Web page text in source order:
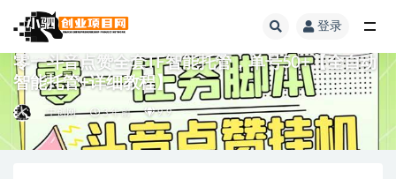
登录
零一斗音点赞全套TF智能托管，单号50+【全自动
智能托管+详细教程】
中创网 3 年前 9.9